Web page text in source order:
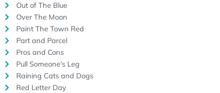
Out of The Blue
Over The Moon
Paint The Town Red
Part and Parcel
Pros and Cons
Pull Someone's Leg
Raining Cats and Dogs
Red Letter Day